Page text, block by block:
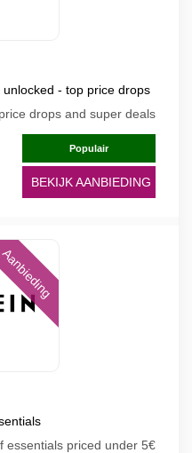
unlocked - top price drops
drops and super deals
Populair
BEKIJK AANBIEDING
Aanbieding
essentials priced under 5€